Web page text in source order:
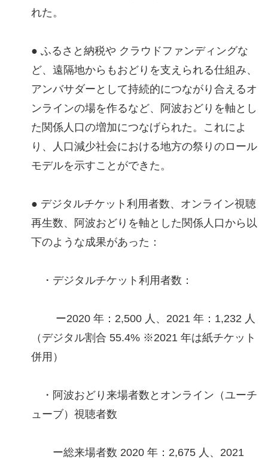
れた。
● ふるさと納税や クラウドファンディングな
ど、遠隔地からもおどりを支えられる仕組み、
アンバサダーとして持続的につながり合えるオ
ンラインの場を作るなど、阿波おどりを軸とし
た関係人口の増加につなげられた。これによ
り、人口減少社会における地方の祭りのロール
モデルを示すことができた。
● デジタルチケット利用者数、オンライン視聴
再生数、阿波おどりを軸とした関係人口から以
下のような成果があった：
・デジタルチケット利用者数：
ー2020 年：2,500 人、2021 年：1,232 人
（デジタル割合 55.4% ※2021 年は紙チケット
併用）
・阿波おどり来場者数とオンライン（ユーチ
ューブ）視聴者数
ー総来場者数 2020 年：2,675 人、2021